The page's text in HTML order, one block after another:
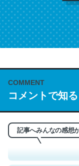
COMMENT
コメントで知る
記事へみんなの感想
これは名文。彼は
う。英語少しでも
れ好き。Let’s
─今のこの状況が信じ